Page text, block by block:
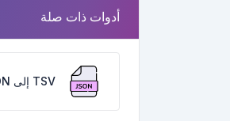
أدوات ذات صلة
TSV إلى JSON